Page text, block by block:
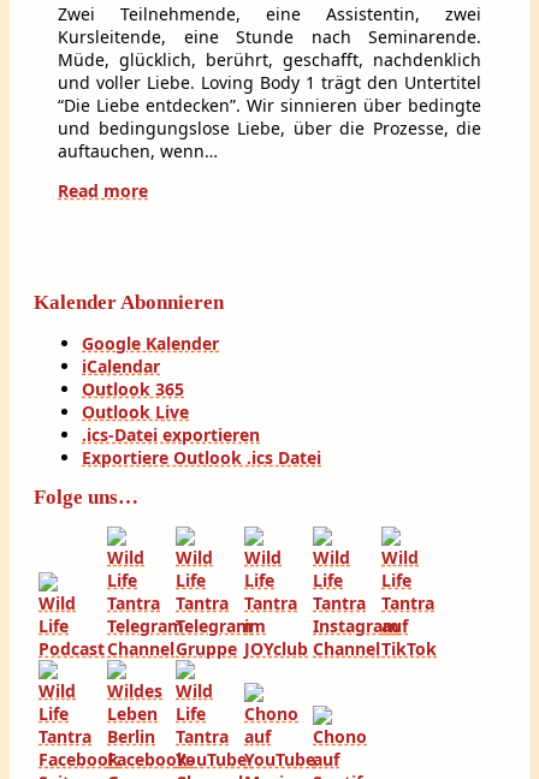
Zwei Teilnehmende, eine Assistentin, zwei
Kursleitende, eine Stunde nach Seminarende.
Müde, glücklich, berührt, geschafft, nachdenklich
und voller Liebe. Loving Body 1 trägt den Untertitel
“Die Liebe entdecken”. Wir sinnieren über bedingte
und bedingungslose Liebe, über die Prozesse, die
auftauchen, wenn…
Read more
Kalender Abonnieren
Google Kalender
iCalendar
Outlook 365
Outlook Live
.ics-Datei exportieren
Exportiere Outlook .ics Datei
Folge uns…